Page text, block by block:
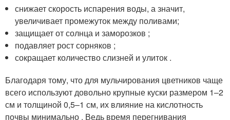
снижает скорость испарения воды, а значит,
увеличивает промежуток между поливами;
защищает от солнца и заморозков ;
подавляет рост сорняков ;
сокращает количество слизней и улиток .
Благодаря тому, что для мульчирования цветников чаще
всего используют довольно крупные куски размером 1–2
см и толщиной 0,5–1 см, их влияние на кислотность
почвы минимально . Ведь время перегнивания